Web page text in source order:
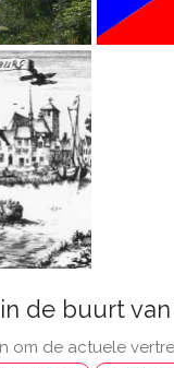
de buurt van
om de actuele